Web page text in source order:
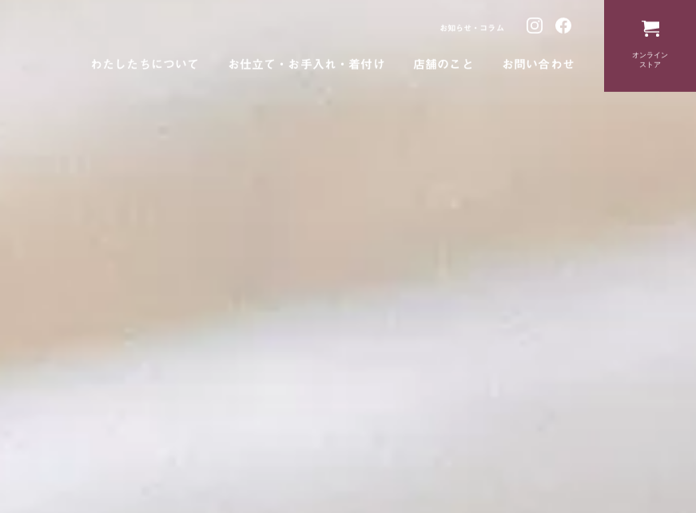
わたしたちについて お仕立て・お手入れ・着付け 店舗のこと お問い合わせ
お知らせ・コラム
オンライン
ストア